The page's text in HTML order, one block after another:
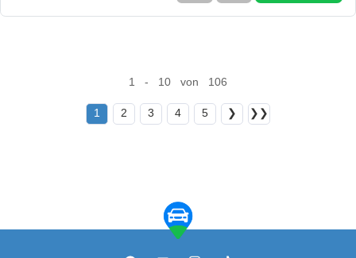
1 - 10 von 106
1 2 3 4 5 ❯ ❯❯